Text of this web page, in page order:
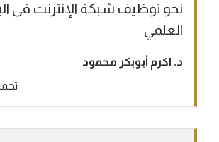
نحو توظيف شبكة الإنترنت في
العلمي
د. اكرم أبوبكر محمود